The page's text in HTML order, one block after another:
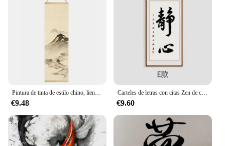
Pintura de tinta de estilo chino, lienzo alpino decorativo, pintura de desplazamiento de madera maciza, decoración del hogar, dormitorio y sala de estar, 1/4 piezas
€9.48
Carteles de letras con citas Zen de caligrafía china, obra de arte, pintura en lienzo, arte de pared, impresiones de imágenes para oficina, sala de estar, decoración del hogar
€9.60